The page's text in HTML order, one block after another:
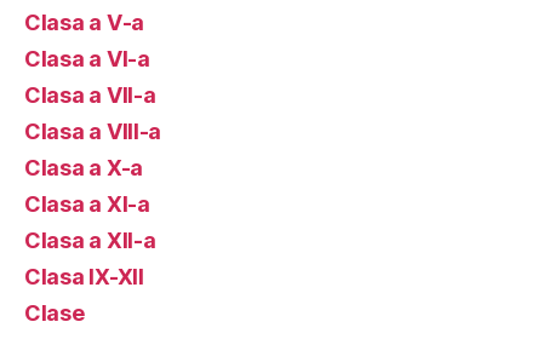
Clasa a V-a
Clasa a VI-a
Clasa a VII-a
Clasa a VIII-a
Clasa a X-a
Clasa a XI-a
Clasa a XII-a
Clasa IX-XII
Clase